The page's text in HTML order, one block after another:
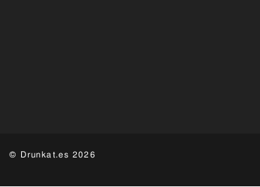
© Drunkat.es 2026